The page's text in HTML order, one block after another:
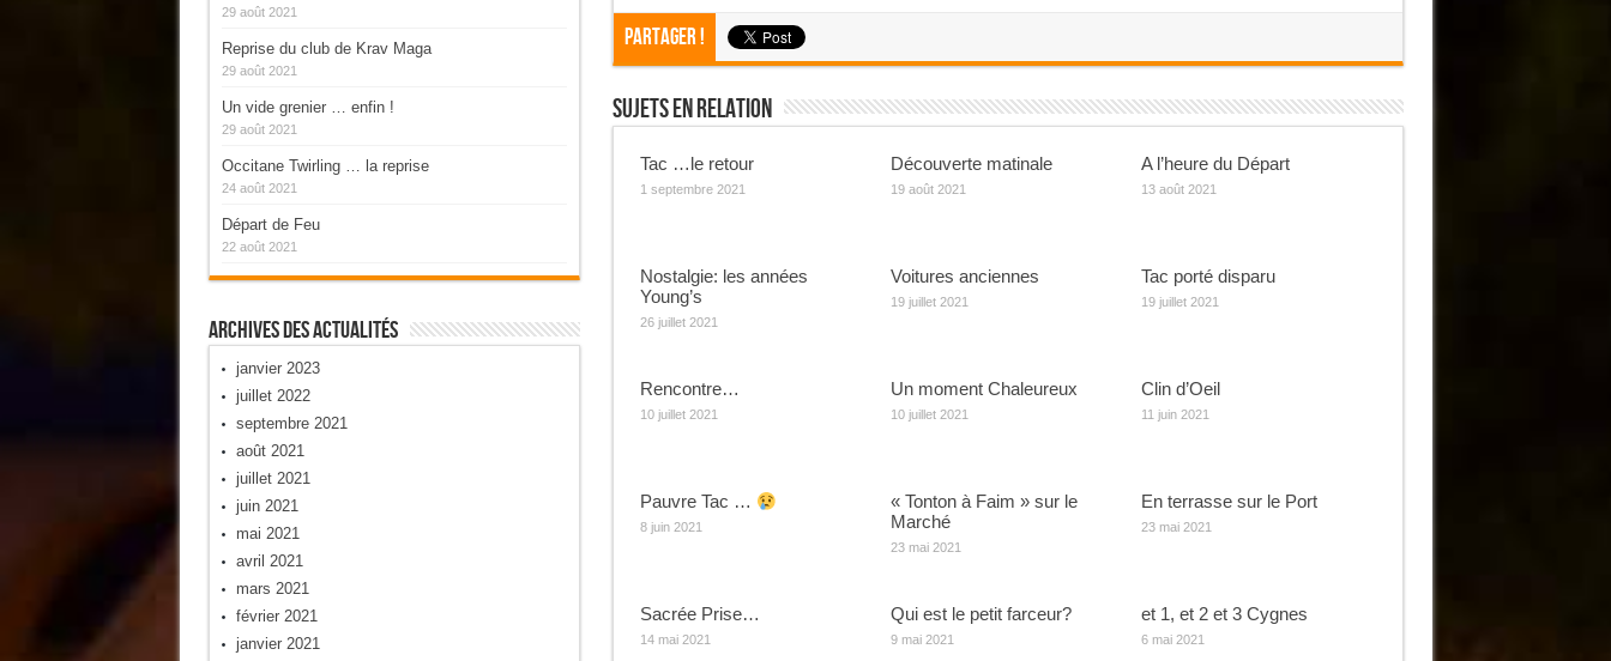
Partager !
Sujets En Relation
Tac …le retour
1 septembre 2021
Découverte matinale
19 août 2021
A l’heure du Départ
13 août 2021
Nostalgie: les années
Young’s
26 juillet 2021
Voitures anciennes
19 juillet 2021
Tac porté disparu
19 juillet 2021
Rencontre…
10 juillet 2021
Un moment Chaleureux
10 juillet 2021
Clin d’Oeil
11 juin 2021
Pauvre Tac …
8 juin 2021
« Tonton à Faim » sur le
Marché
23 mai 2021
En terrasse sur le Port
23 mai 2021
Sacrée Prise…
14 mai 2021
Qui est le petit farceur?
9 mai 2021
et 1, et 2 et 3 Cygnes
6 mai 2021
29 août 2021
Reprise du club de Krav Maga
29 août 2021
Un vide grenier … enfin !
29 août 2021
Occitane Twirling … la reprise
24 août 2021
Départ de Feu
22 août 2021
Archives Des Actualités
janvier 2023
juillet 2022
septembre 2021
août 2021
juillet 2021
juin 2021
mai 2021
avril 2021
mars 2021
février 2021
janvier 2021